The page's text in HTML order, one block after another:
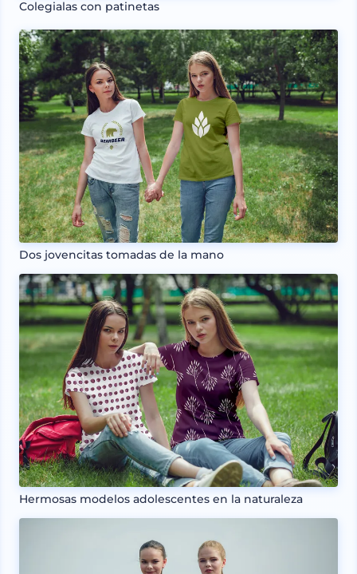
Colegialas con patinetas
Dos jovencitas tomadas de la mano
Hermosas modelos adolescentes en la naturaleza